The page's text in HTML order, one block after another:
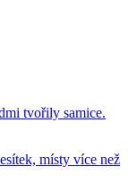
tvořily samice.
místy více než